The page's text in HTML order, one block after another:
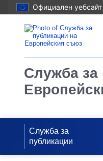
Официален
Служба за
Служба за
публикации